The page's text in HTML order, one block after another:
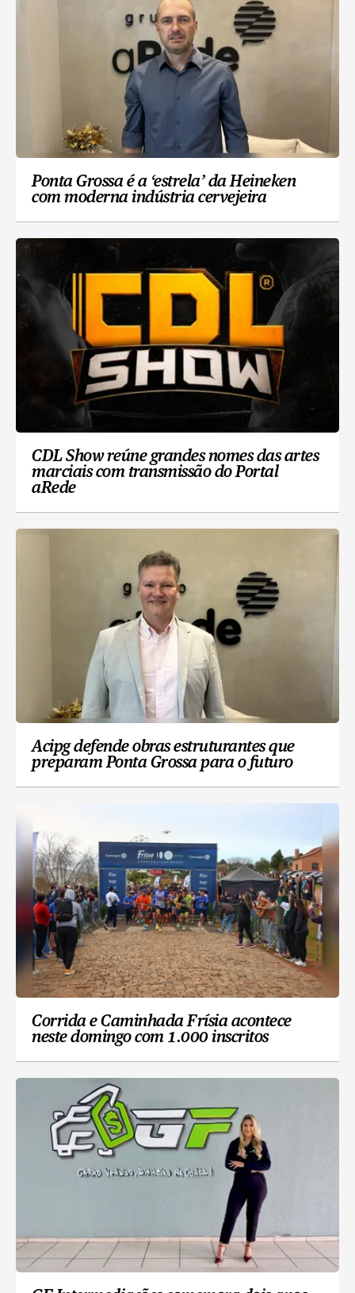
Ponta Grossa é a ‘estrela’ da Heineken
com moderna indústria cervejeira
CDL Show reúne grandes nomes das artes
marciais com transmissão do Portal
aRede
Acipg defende obras estruturantes que
preparam Ponta Grossa para o futuro
Corrida e Caminhada Frísia acontece
neste domingo com 1.000 inscritos